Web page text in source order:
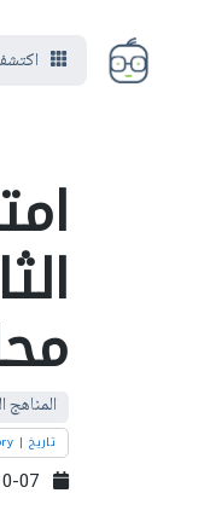
المناهج
تاريخ | History